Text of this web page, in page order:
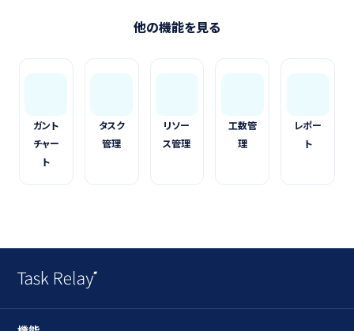
他の機能を見る
ガント
チャー
ト
タスク
管理
リソー
ス管理
工数管
理
レポー
ト